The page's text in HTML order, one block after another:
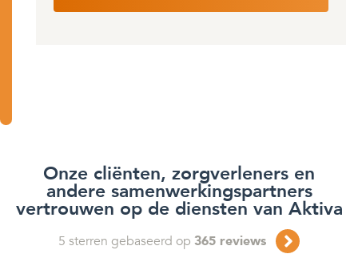
Onze cliënten, zorgverleners en
andere samenwerkingspartners
vertrouwen op de diensten van Aktiva
5 sterren gebaseerd op 365 reviews